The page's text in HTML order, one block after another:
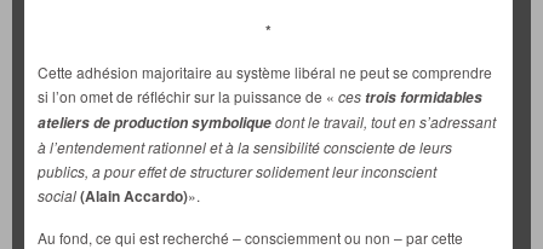
*
Cette adhésion majoritaire au système libéral ne peut se comprendre
si l’on omet de réfléchir sur la puissance de « cestrois formidables
ateliers de production symboliquedont le travail, tout en s’adressant
à l’entendement rationnel et à la sensibilité consciente de leurs
publics, a pour effet de structurer solidement leur inconscient
social(Alain Accardo)».
Au fond, ce qui est recherché – consciemment ou non – par cette